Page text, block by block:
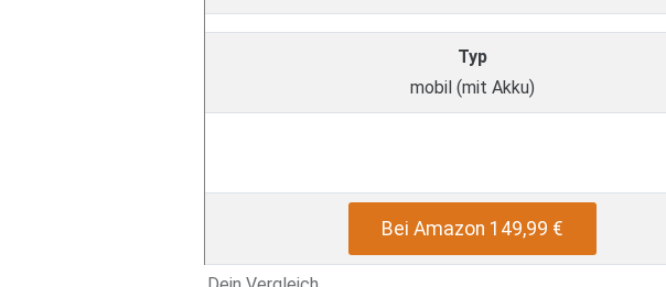
Typ
mobil (mit Akku)
Bei Amazon 149,99 €